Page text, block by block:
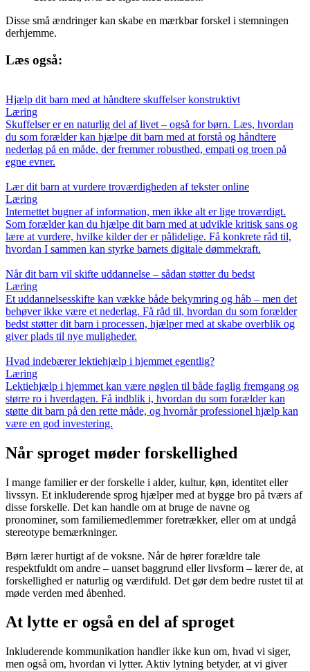
Disse små ændringer kan skabe en mærkbar forskel i stemningen
derhjemme.
Læs også:
Hjælp dit barn med at håndtere skuffelser konstruktivt
Læring
Skuffelser er en naturlig del af livet – også for børn. Læs, hvordan
du som forælder kan hjælpe dit barn med at forstå og håndtere
nederlag på en måde, der fremmer robusthed, empati og troen på
egne evner.
Lær dit barn at vurdere troværdigheden af tekster online
Læring
Internettet bugner af information, men ikke alt er lige troværdigt.
Som forælder kan du hjælpe dit barn med at udvikle kritisk sans og
lære at vurdere, hvilke kilder der er pålidelige. Få konkrete råd til,
hvordan I sammen kan styrke barnets digitale dømmekraft.
Når dit barn vil skifte uddannelse – sådan støtter du bedst
Læring
Et uddannelsesskifte kan vække både bekymring og håb – men det
behøver ikke være et nederlag. Få råd til, hvordan du som forælder
bedst støtter dit barn i processen, hjælper med at skabe overblik og
giver plads til nye muligheder.
Hvad indebærer lektiehjælp i hjemmet egentlig?
Læring
Lektiehjælp i hjemmet kan være nøglen til både faglig fremgang og
større ro i hverdagen. Få indblik i, hvordan du som forælder kan
støtte dit barn på den rette måde, og hvornår professionel hjælp kan
være en god investering.
Når sproget møder forskellighed
I mange familier er der forskelle i alder, kultur, køn, identitet eller
livssyn. Et inkluderende sprog hjælper med at bygge bro på tværs af
disse forskelle. Det kan handle om at bruge de navne og
pronominer, som familiemedlemmer foretrækker, eller om at undgå
stereotype bemærkninger.
Børn lærer hurtigt af de voksne. Når de hører forældre tale
respektfuldt om andre – uanset baggrund eller livsform – lærer de, at
forskellighed er naturlig og værdifuld. Det gør dem bedre rustet til at
møde verden med åbenhed.
At lytte er også en del af sproget
Inkluderende kommunikation handler ikke kun om, hvad vi siger,
men også om, hvordan vi lytter. Aktiv lytning betyder, at vi giver